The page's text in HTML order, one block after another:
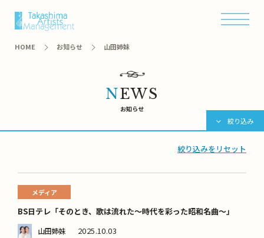
HOME お知らせ 山田姉妹
NEWS
お知らせ
絞り込み
絞り込みをリセット
メディア
BS日テレ「そのとき、歌は流れた～時代を彩った昭和名曲～」
山田姉妹 2025.10.03